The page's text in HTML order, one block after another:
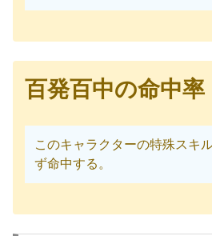
百発百中の命中率
このキャラクターの特殊スキ
ず命中する。